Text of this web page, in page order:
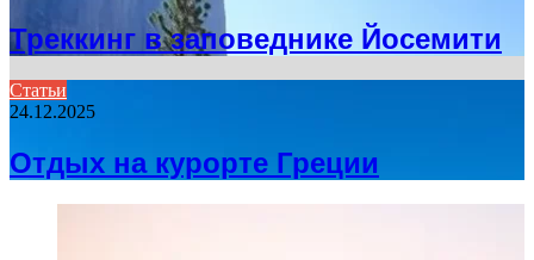
Треккинг в заповеднике Йосемити
Статьи
24.12.2025
Отдых на курорте Греции